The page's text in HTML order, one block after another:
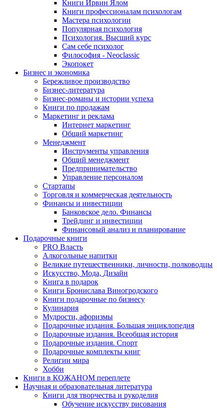
Книги Ирвин Ялом
Книги профессионалам психологам
Мастера психологии
Популярная психология
Психология. Высший курс
Сам себе психолог
Философия - Neoclassic
Экопокет
Бизнес и экономика
Бережливое производство
Бизнес-литература
Бизнес-романы и истории успеха
Книги по продажам
Маркетинг и реклама
Интернет маркетинг
Общий маркетинг
Менеджмент
Инструменты управления
Общий менеджмент
Предпринимательство
Управление персоналом
Стартапы
Торговля и коммерческая деятельность
Финансы и инвестиции
Банковское дело. Финансы
Трейдинг и инвестиции
Финансовый анализ и планирование
Подарочные книги
PRO Власть
Алкогольные напитки
Великие путешественники, личности, полководцы
Искусство, Мода, Дизайн
Книга в подарок
Книги Бронислава Виногродского
Книги подарочные по бизнесу
Кулинария
Мудрости, афоризмы
Подарочные издания. Большая энциклопедия
Подарочные издания. Всеобщая история
Подарочные издания. Спорт
Подарочные комплекты книг
Религии мира
Хобби
Книги в КОЖАНОМ переплете
Научная и образовательная литература
Книги для творчества и рукоделия
Обучение искусству рисования